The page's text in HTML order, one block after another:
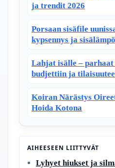
ja trendit 2026
Porsaan sisäfile
kypsennys ja
Lahjat isälle – parhaat
budjettiin ja
Koiran Närästys
Hoida Kotona
AIHEESEEN LIITTYVÄT
Lyhyet hiukset ja